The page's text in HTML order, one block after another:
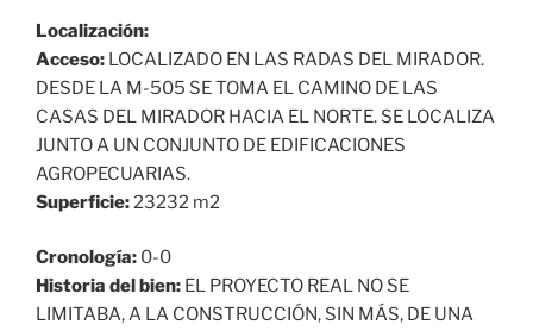
Localización:
Acceso: LOCALIZADO EN LAS RADAS DEL MIRADOR.
DESDE LA M-505 SE TOMA EL CAMINO DE LAS
CASAS DEL MIRADOR HACIA EL NORTE. SE LOCALIZA
JUNTO A UN CONJUNTO DE EDIFICACIONES
AGROPECUARIAS.
Superficie: 23232 m2
Cronología: 0-0
Historia del bien: EL PROYECTO REAL NO SE
LIMITABA, A LA CONSTRUCCIÓN, SIN MÁS, DE UNA